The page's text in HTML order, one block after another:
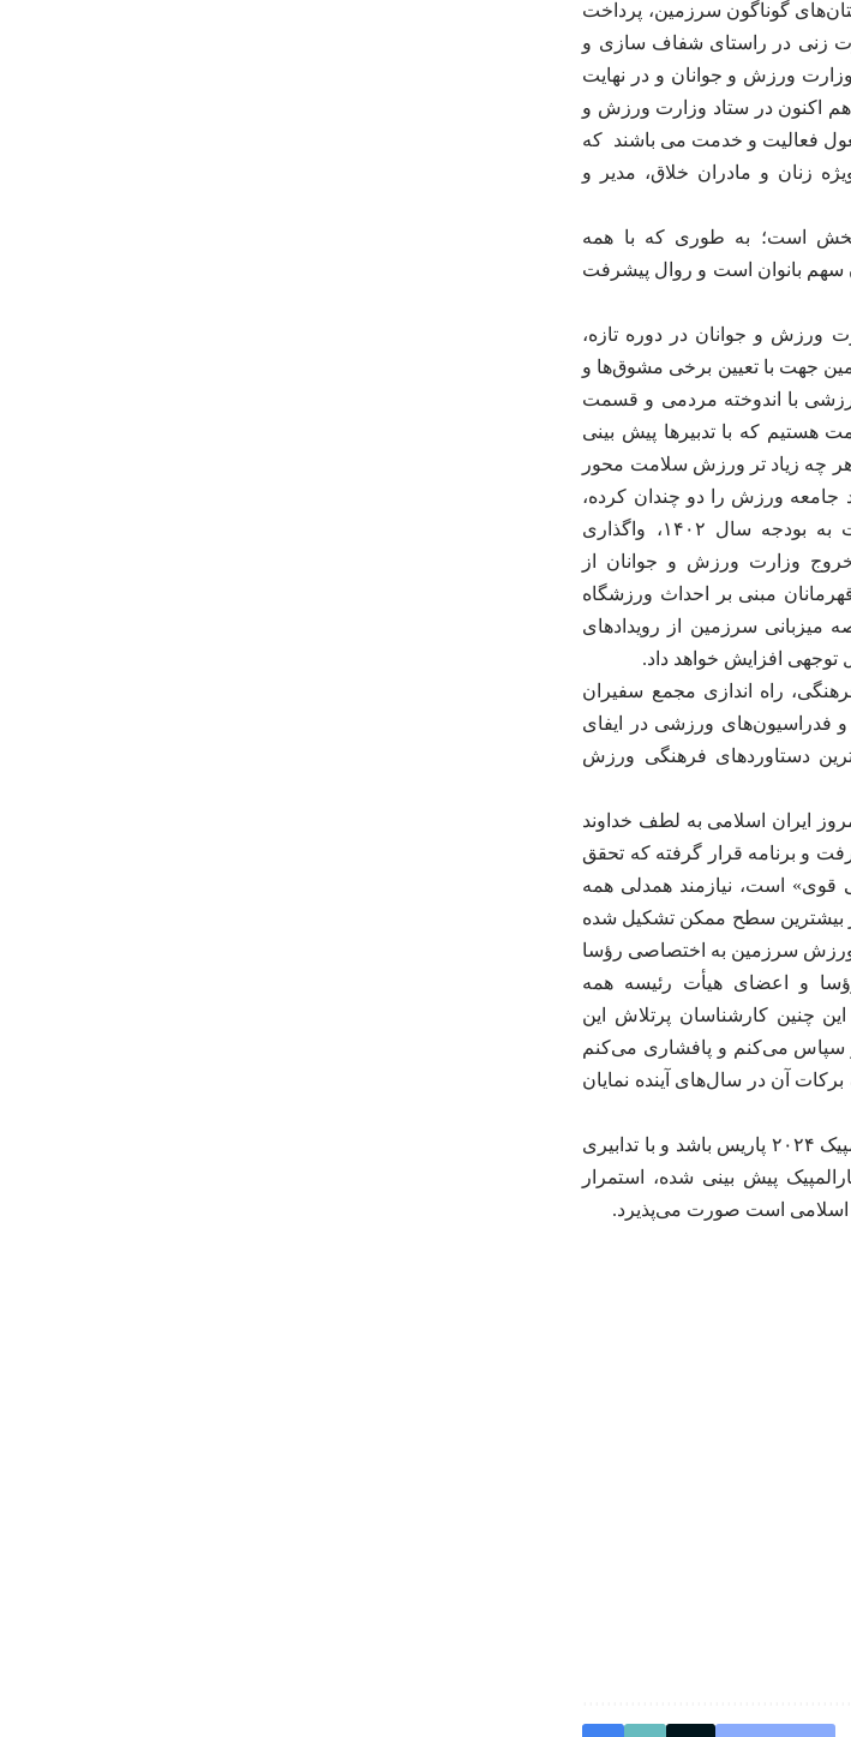
گوناگون سرزمین، پرداخت
زنی در راستای شفاف سازی و
ورزش و جوانان و در نهایت
هم اکنون در ستاد وزارت ورزش و
به ۸۵۰ مدیر و مسئول زن مشغول فعالیت و خدمت می باشند که
زنان و مادران خلاق، مدیر و
است؛ به طوری که با همه
از ۱۵۱۷ نفری که امروز تشکر خواهد شد، ۳۱ درصد آن سهم بانوان است و روال پیشرفت
ورزش و جوانان در دوره تازه،
جهت با تعیین برخی مشوق‌ها و
با اندوخته مردمی و قسمت
و رسیدن آن به تعداد ۳۴۰۰۰ باشگاه ورزشی با قیمت تقریبی ۴۳ همت هستیم که با تدبیرها پیش بینی
هر چه زیاد تر ورزش سلامت محور
جامعه ورزش را دو چندان کرده،
افزایش ۹۴ درصدی اعتبارات حوزه ورزش و جوانان در سال ۱۴۰۳ نسبت به بودجه سال ۱۴۰۲، واگذاری
وزارت ورزش و جوانان از
مبنی بر احداث ورزشگاه
میزبانی سرزمین از رویدادهای
توجهی افزایش خواهد داد.
راه اندازی مجمع سفیران
و فدراسیون‌های ورزشی در ایفای
دستاوردهای فرهنگی ورزش
ایران اسلامی به لطف خداوند
و برنامه قرار گرفته که تحقق
قوی» است، نیازمند همدلی همه
بیشترین سطح ممکن تشکیل شده
ورزش سرزمین به اختصاصی رؤسا
و اعضای هیأت رئیسه همه
چنین کارشناسان پرتلاش این
و سپاس می‌کنم و پافشاری می‌کنم
آن در سال‌های آینده نمایان
وی تصریح کرد: دعای خیر شما بدرقه راه قهرمانان در بازی‌های المپیک و پارالمپیک ۲۰۲۴ پاریس باشد و با تدابیری
پیش بینی شده، استمرار
اسلامی است صورت می‌پذیرد.